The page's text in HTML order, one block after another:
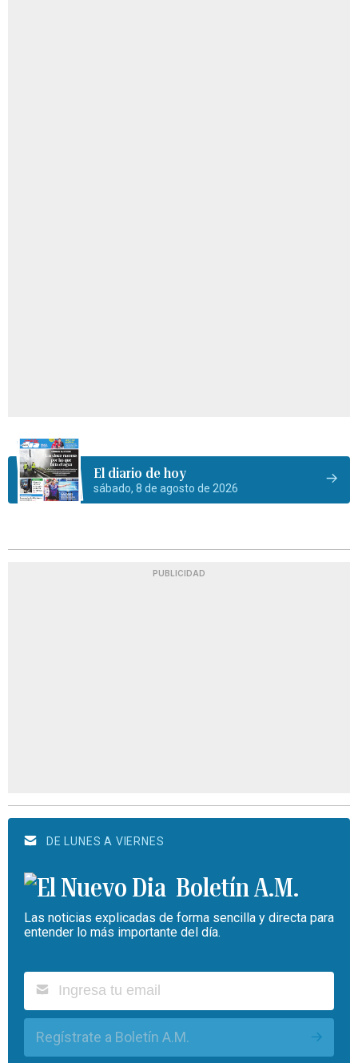
El diario de hoy
sábado, 8 de agosto de 2026
PUBLICIDAD
DE LUNES A VIERNES
Boletín A.M.
Las noticias explicadas de forma sencilla y directa para
entender lo más importante del día.
Regístrate a Boletín A.M.